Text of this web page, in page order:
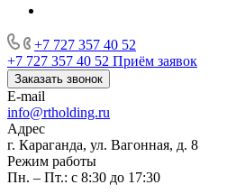
+7 727 357 40 52
+7 727 357 40 52 Приём заявок
Заказать звонок
E-mail
info@rtholding.ru
Адрес
г. Караганда, ул. Вагонная, д. 8
Режим работы
Пн. – Пт.: с 8:30 до 17:30